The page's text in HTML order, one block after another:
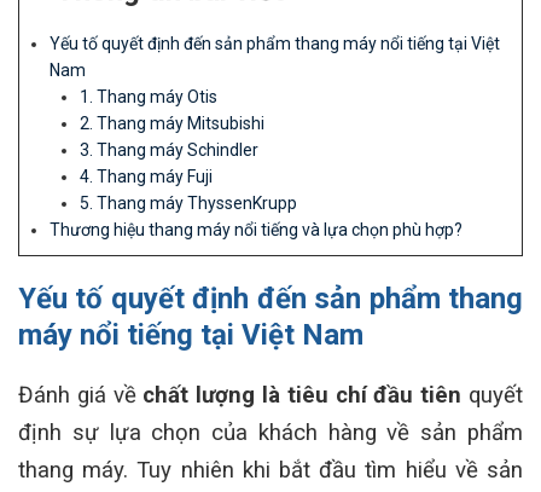
Yếu tố quyết định đến sản phẩm thang máy nổi tiếng tại Việt
Nam
1. Thang máy Otis
2. Thang máy Mitsubishi
3. Thang máy Schindler
4. Thang máy Fuji
5. Thang máy ThyssenKrupp
Thương hiệu thang máy nổi tiếng và lựa chọn phù hợp?
Yếu tố quyết định đến sản phẩm thang
máy nổi tiếng tại Việt Nam
Đánh giá về chất lượng là tiêu chí đầu tiên quyết
định sự lựa chọn của khách hàng về sản phẩm
thang máy. Tuy nhiên khi bắt đầu tìm hiểu về sản